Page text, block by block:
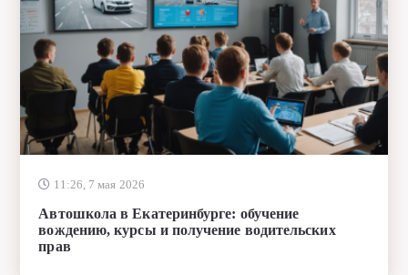
11:26, 7 мая 2026
Автошкола в Екатеринбурге: обучение
вождению, курсы и получение водительских
прав